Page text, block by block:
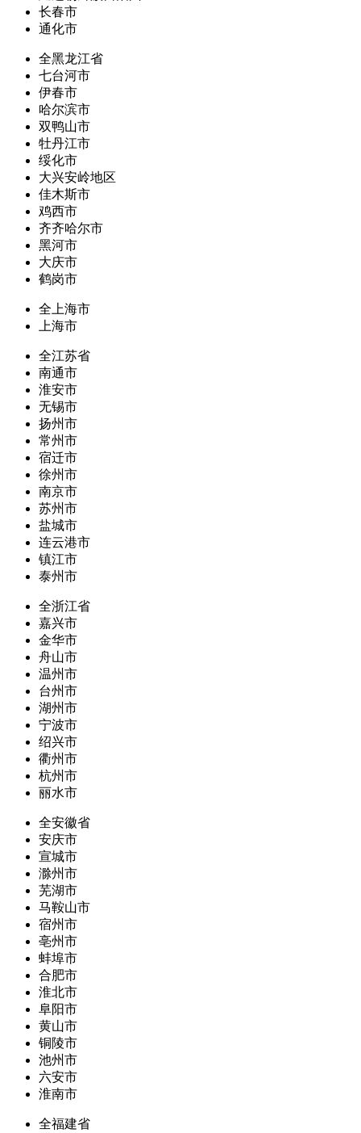
长春市
通化市
全黑龙江省
七台河市
伊春市
哈尔滨市
双鸭山市
牡丹江市
绥化市
大兴安岭地区
佳木斯市
鸡西市
齐齐哈尔市
黑河市
大庆市
鹤岗市
全上海市
上海市
全江苏省
南通市
淮安市
无锡市
扬州市
常州市
宿迁市
徐州市
南京市
苏州市
盐城市
连云港市
镇江市
泰州市
全浙江省
嘉兴市
金华市
舟山市
温州市
台州市
湖州市
宁波市
绍兴市
衢州市
杭州市
丽水市
全安徽省
安庆市
宣城市
滁州市
芜湖市
马鞍山市
宿州市
亳州市
蚌埠市
合肥市
淮北市
阜阳市
黄山市
铜陵市
池州市
六安市
淮南市
全福建省